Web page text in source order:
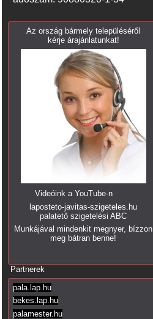
Az ország bármely településéről
kérje árajánlatunkat!
Videóink a YouTube-n
laposteto-javitas-szigeteles.hu
palatető szigetelési ABC
Munkájával mindenkit megnyer, bízzon
meg bátran benne!
Partnerek
pala.lap.hu
bekes.lap.hu
palamester.hu